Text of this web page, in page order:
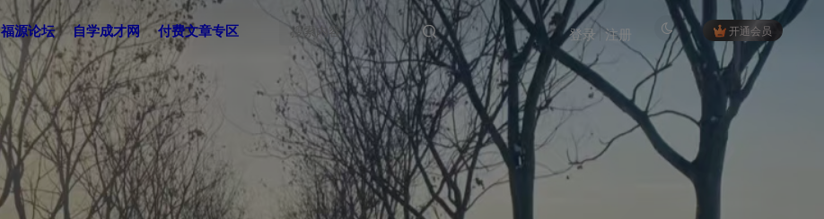
福源论坛 自学成才网 付费文章专区 开通会员
登录 注册